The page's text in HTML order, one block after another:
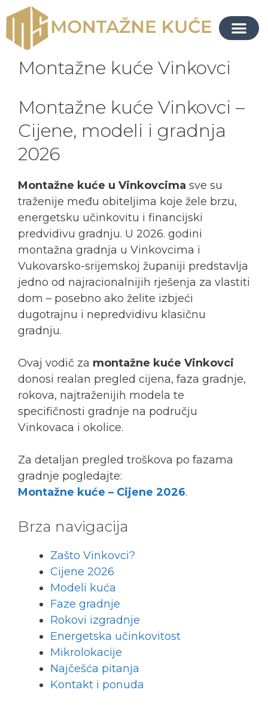
Montažne kuće Vinkovci
Montažne kuće Vinkovci –
Cijene, modeli i gradnja
2026
Montažne kuće u Vinkovcima sve su
traženije među obiteljima koje žele brzu,
energetsku učinkovitu i financijski
predvidivu gradnju. U 2026. godini
montažna gradnja u Vinkovcima i
Vukovarsko-srijemskoj županiji predstavlja
jedno od najracionalnijih rješenja za vlastiti
dom – posebno ako želite izbjeći
dugotrajnu i nepredvidivu klasičnu
gradnju.
Ovaj vodič za montažne kuće Vinkovci
donosi realan pregled cijena, faza gradnje,
rokova, najtraženijih modela te
specifičnosti gradnje na području
Vinkovaca i okolice.
Za detaljan pregled troškova po fazama
gradnje pogledajte:
Montažne kuće – Cijene 2026.
Brza navigacija
Zašto Vinkovci?
Cijene 2026
Modeli kuća
Faze gradnje
Rokovi izgradnje
Energetska učinkovitost
Mikrolokacije
Najčešća pitanja
Kontakt i ponuda